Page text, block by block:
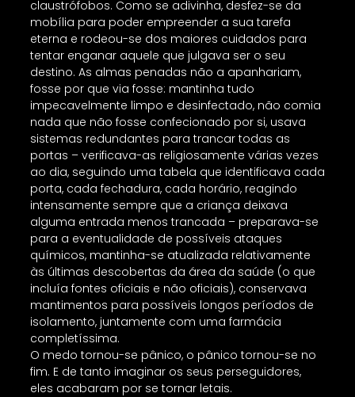
claustrófobos. Como se adivinha, desfez-se da
mobília para poder empreender a sua tarefa
eterna e rodeou-se dos maiores cuidados para
tentar enganar aquele que julgava ser o seu
destino. As almas penadas não a apanhariam,
fosse por que via fosse: mantinha tudo
impecavelmente limpo e desinfectado, não comia
nada que não fosse confecionado por si, usava
sistemas redundantes para trancar todas as
portas – verificava-as religiosamente várias vezes
ao dia, seguindo uma tabela que identificava cada
porta, cada fechadura, cada horário, reagindo
intensamente sempre que a criança deixava
alguma entrada menos trancada – preparava-se
para a eventualidade de possíveis ataques
químicos, mantinha-se atualizada relativamente
às últimas descobertas da área da saúde (o que
incluía fontes oficiais e não oficiais), conservava
mantimentos para possíveis longos períodos de
isolamento, juntamente com uma farmácia
completíssima.
O medo tornou-se pânico, o pânico tornou-se no
fim. E de tanto imaginar os seus perseguidores,
eles acabaram por se tornar letais.